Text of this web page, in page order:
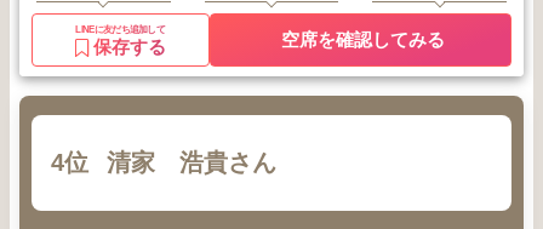
LINEに友だち追加して
保存する 空席を確認してみる
4位 清家 浩貴さん